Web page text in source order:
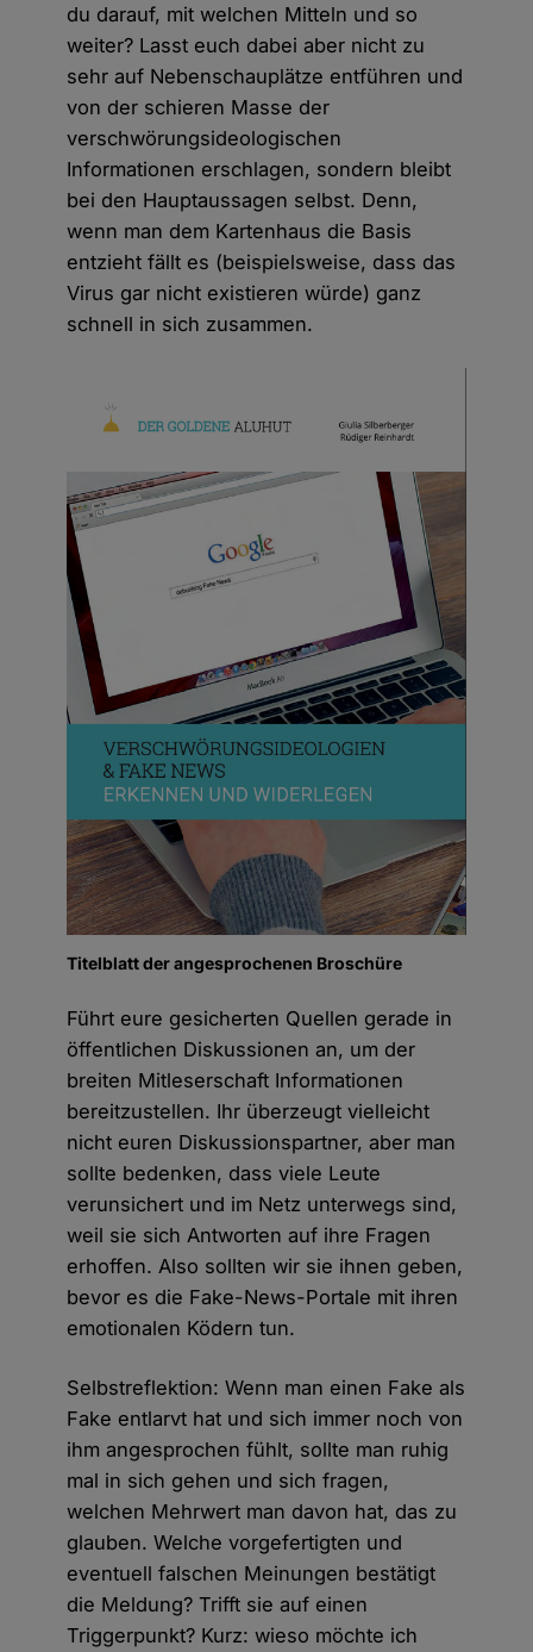
du darauf, mit welchen Mitteln und so
weiter? Lasst euch dabei aber nicht zu
sehr auf Nebenschauplätze entführen und
von der schieren Masse der
verschwörungsideologischen
Informationen erschlagen, sondern bleibt
bei den Hauptaussagen selbst. Denn,
wenn man dem Kartenhaus die Basis
entzieht fällt es (beispielsweise, dass das
Virus gar nicht existieren würde) ganz
schnell in sich zusammen.
Titelblatt der angesprochenen Broschüre
Führt eure gesicherten Quellen gerade in
öffentlichen Diskussionen an, um der
breiten Mitleserschaft Informationen
bereitzustellen. Ihr überzeugt vielleicht
nicht euren Diskussionspartner, aber man
sollte bedenken, dass viele Leute
verunsichert und im Netz unterwegs sind,
weil sie sich Antworten auf ihre Fragen
erhoffen. Also sollten wir sie ihnen geben,
bevor es die Fake-News-Portale mit ihren
emotionalen Ködern tun.
Selbstreflektion: Wenn man einen Fake als
Fake entlarvt hat und sich immer noch von
ihm angesprochen fühlt, sollte man ruhig
mal in sich gehen und sich fragen,
welchen Mehrwert man davon hat, das zu
glauben. Welche vorgefertigten und
eventuell falschen Meinungen bestätigt
die Meldung? Trifft sie auf einen
Triggerpunkt? Kurz: wieso möchte ich